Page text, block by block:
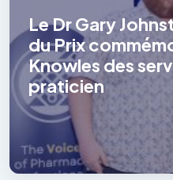
Le Dr Gary
du Prix
Knowles des
praticien